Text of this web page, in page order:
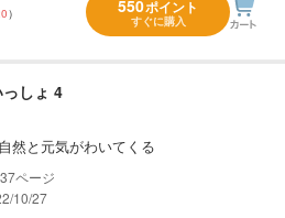
） 550ポイント
すぐに購入
しょ 4
然と元気がわいてくる
10/27